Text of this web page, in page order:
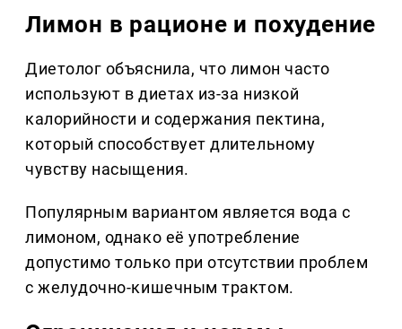
Лимон в рационе и похудение
Диетолог объяснила, что лимон часто
используют в диетах из-за низкой
калорийности и содержания пектина,
который способствует длительному
чувству насыщения.
Популярным вариантом является вода с
лимоном, однако её употребление
допустимо только при отсутствии проблем
с желудочно-кишечным трактом.